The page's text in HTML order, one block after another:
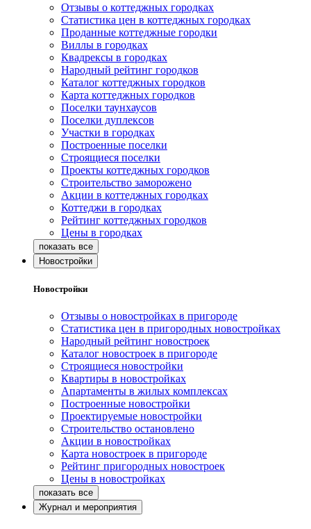
Отзывы о коттеджных городках
Статистика цен в коттеджных городках
Проданные коттеджные городки
Виллы в городках
Квадрексы в городках
Народный рейтинг городков
Каталог коттеджных городков
Карта коттеджных городков
Поселки таунхаусов
Поселки дуплексов
Участки в городках
Построенные поселки
Строящиеся поселки
Проекты коттеджных городков
Строительство заморожено
Акции в коттеджных городках
Коттеджи в городках
Рейтинг коттеджных городков
Цены в городках
Новостройки
Новостройки
Отзывы о новостройках в пригороде
Статистика цен в пригородных новостройках
Народный рейтинг новостроек
Каталог новостроек в пригороде
Строящиеся новостройки
Квартиры в новостройках
Апартаменты в жилых комплексах
Построенные новостройки
Проектируемые новостройки
Строительство остановлено
Акции в новостройках
Карта новостроек в пригороде
Рейтинг пригородных новостроек
Цены в новостройках
Журнал и мероприятия